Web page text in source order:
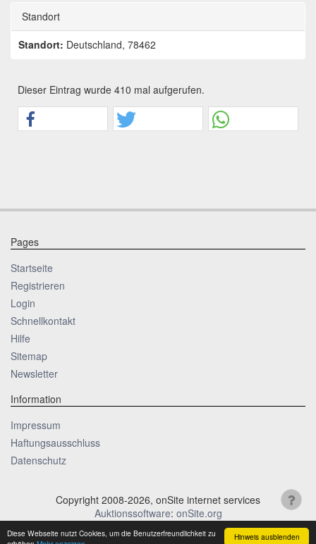
Hinweis ausblenden
Diese Webseite nutzt Cookies, um die Benutzerfreundlichkeit zu
Standort
Standort: Deutschland, 78462
Dieser Eintrag wurde 410 mal aufgerufen.
Pages
Startseite
Registrieren
Login
Schnellkontakt
Hilfe
Sitemap
Newsletter
Information
Impressum
Haftungsausschluss
Datenschutz
Copyright 2008-2026, onSite internet services
Auktionssoftware: onSite.org